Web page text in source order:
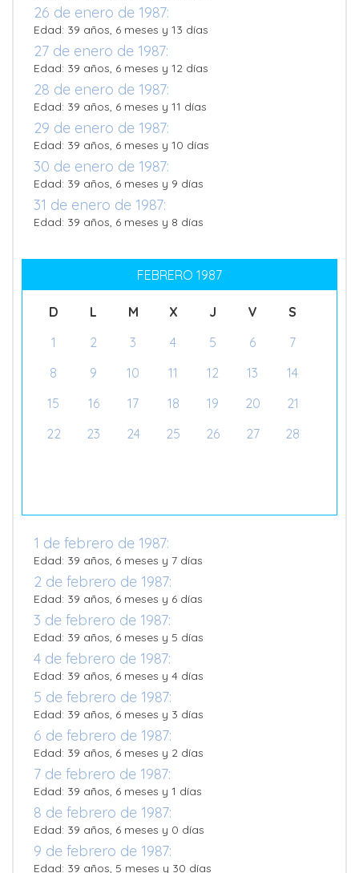
26 de enero de 1987:
Edad: 39 años, 6 meses y 13 días
27 de enero de 1987:
Edad: 39 años, 6 meses y 12 días
28 de enero de 1987:
Edad: 39 años, 6 meses y 11 días
29 de enero de 1987:
Edad: 39 años, 6 meses y 10 días
30 de enero de 1987:
Edad: 39 años, 6 meses y 9 días
31 de enero de 1987:
Edad: 39 años, 6 meses y 8 días
FEBRERO 1987
D L M X J V
S
1
2 3 4 5 6
7
8
9 10 11 12 13
14
15
16 17 18 19 20
21
22
23 24 25 26 27 28
1 de febrero de 1987:
Edad: 39 años, 6 meses y 7 días
2 de febrero de 1987:
Edad: 39 años, 6 meses y 6 días
3 de febrero de 1987:
Edad: 39 años, 6 meses y 5 días
4 de febrero de 1987:
Edad: 39 años, 6 meses y 4 días
5 de febrero de 1987:
Edad: 39 años, 6 meses y 3 días
6 de febrero de 1987:
Edad: 39 años, 6 meses y 2 días
7 de febrero de 1987:
Edad: 39 años, 6 meses y 1 días
8 de febrero de 1987:
Edad: 39 años, 6 meses y 0 días
9 de febrero de 1987:
Edad: 39 años, 5 meses y 30 días